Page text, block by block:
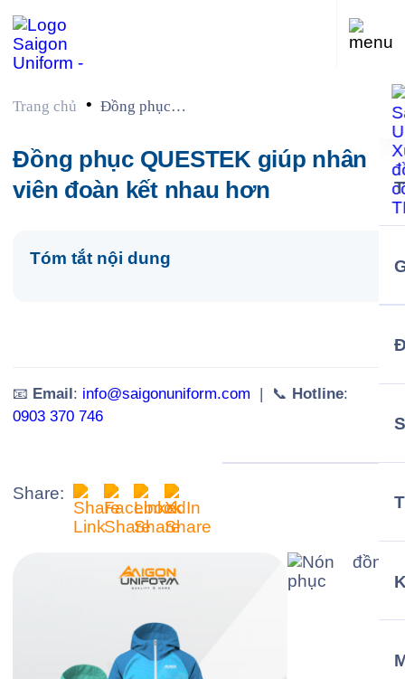
Trang chủ • Đồng phục
nhân viên đoàn kết
nhau hơn
Đồng phục QUESTEK giúp nhân
viên đoàn kết nhau hơn
Tóm tắt nội dung
📧 Email: info@saigonuniform.com | 📞 Hotline:
0903 370 746
Share: